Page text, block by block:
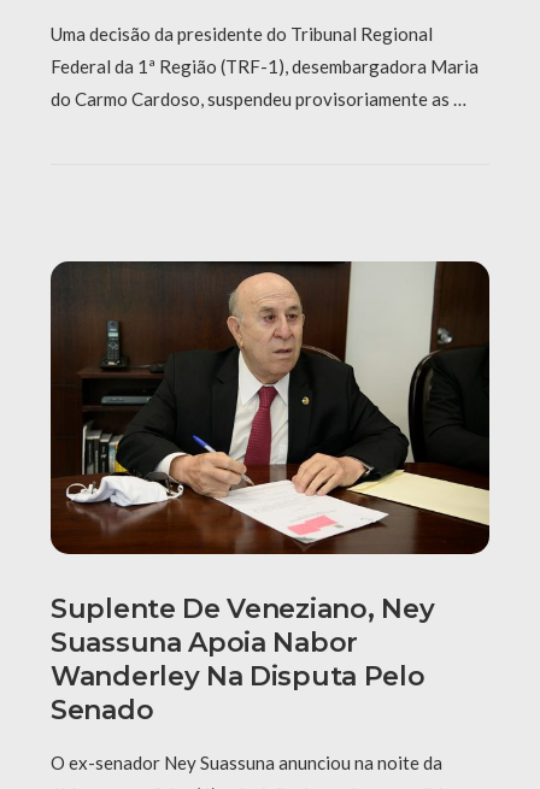
Uma decisão da presidente do Tribunal Regional
Federal da 1ª Região (TRF-1), desembargadora Maria
do Carmo Cardoso, suspendeu provisoriamente as …
Suplente De Veneziano, Ney
Suassuna Apoia Nabor
Wanderley Na Disputa Pelo
Senado
O ex-senador Ney Suassuna anunciou na noite da